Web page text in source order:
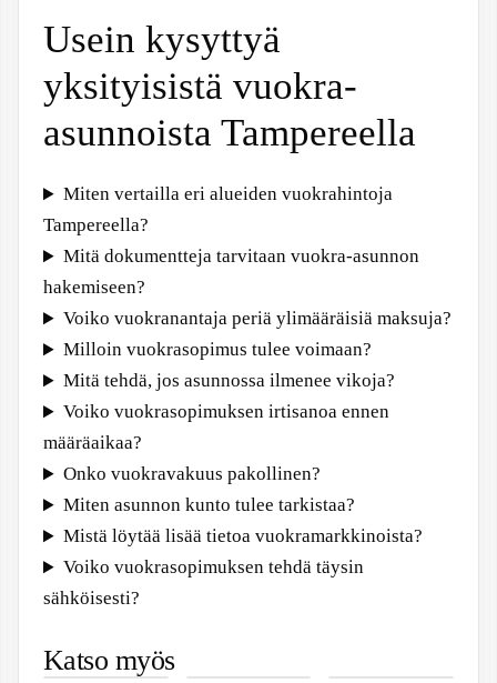
Usein kysyttyä
yksityisistä vuokra-
asunnoista Tampereella
Miten vertailla eri alueiden vuokrahintoja
Tampereella?
Mitä dokumentteja tarvitaan vuokra-asunnon
hakemiseen?
Voiko vuokranantaja periä ylimääräisiä maksuja?
Milloin vuokrasopimus tulee voimaan?
Mitä tehdä, jos asunnossa ilmenee vikoja?
Voiko vuokrasopimuksen irtisanoa ennen
määräaikaa?
Onko vuokravakuus pakollinen?
Miten asunnon kunto tulee tarkistaa?
Mistä löytää lisää tietoa vuokramarkkinoista?
Voiko vuokrasopimuksen tehdä täysin
sähköisesti?
Katso myös
Shampoo –
Hellävarainen
Arto Tolsa –
Ura,
– Kuka on
Making –